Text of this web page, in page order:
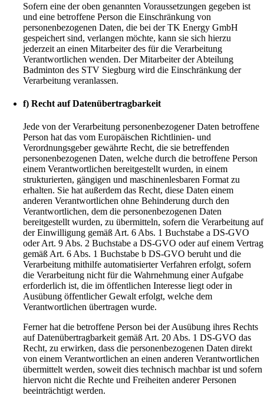
Sofern eine der oben genannten Voraussetzungen gegeben ist
und eine betroffene Person die Einschränkung von
personenbezogenen Daten, die bei der TK Energy GmbH
gespeichert sind, verlangen möchte, kann sie sich hierzu
jederzeit an einen Mitarbeiter des für die Verarbeitung
Verantwortlichen wenden. Der Mitarbeiter der Abteilung
Badminton des STV Siegburg wird die Einschränkung der
Verarbeitung veranlassen.
f) Recht auf Datenübertragbarkeit
Jede von der Verarbeitung personenbezogener Daten betroffene
Person hat das vom Europäischen Richtlinien- und
Verordnungsgeber gewährte Recht, die sie betreffenden
personenbezogenen Daten, welche durch die betroffene Person
einem Verantwortlichen bereitgestellt wurden, in einem
strukturierten, gängigen und maschinenlesbaren Format zu
erhalten. Sie hat außerdem das Recht, diese Daten einem
anderen Verantwortlichen ohne Behinderung durch den
Verantwortlichen, dem die personenbezogenen Daten
bereitgestellt wurden, zu übermitteln, sofern die Verarbeitung auf
der Einwilligung gemäß Art. 6 Abs. 1 Buchstabe a DS-GVO
oder Art. 9 Abs. 2 Buchstabe a DS-GVO oder auf einem Vertrag
gemäß Art. 6 Abs. 1 Buchstabe b DS-GVO beruht und die
Verarbeitung mithilfe automatisierter Verfahren erfolgt, sofern
die Verarbeitung nicht für die Wahrnehmung einer Aufgabe
erforderlich ist, die im öffentlichen Interesse liegt oder in
Ausübung öffentlicher Gewalt erfolgt, welche dem
Verantwortlichen übertragen wurde.
Ferner hat die betroffene Person bei der Ausübung ihres Rechts
auf Datenübertragbarkeit gemäß Art. 20 Abs. 1 DS-GVO das
Recht, zu erwirken, dass die personenbezogenen Daten direkt
von einem Verantwortlichen an einen anderen Verantwortlichen
übermittelt werden, soweit dies technisch machbar ist und sofern
hiervon nicht die Rechte und Freiheiten anderer Personen
beeinträchtigt werden.